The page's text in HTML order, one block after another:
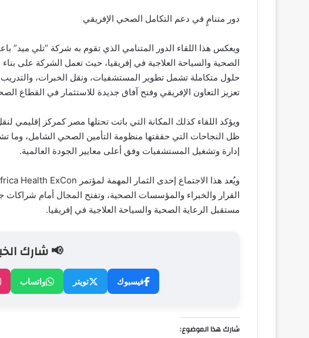
دور متنامٍ في دعم التكامل الصحي الإفريقي
ويعكس هذا اللقاء الدور المتنامي الذي تقوم به شركة “تلي ميد”
الصحية والسياحة العلاجية في إفريقيا، حيث تعمل الشركة على
حلول متكاملة تشمل تطوير المستشفيات، ونقل الخبرات،
تعزيز التعاون الإفريقي وفتح آفاق جديدة للاستثمار في القطاع
ويؤكد اللقاء كذلك المكانة التي باتت تحتلها مصر كمركز إقليمي
ظل النجاحات التي حققتها منظومة التأمين الصحي الشامل، وما
إدارة وتشغيل المستشفيات وفق أعلى معايير الجودة العالمية.
القرار والخبراء والمؤسسات الصحية، وتفتح المجال أمام شراكات
مستقبل الرعاية الصحية والسياحة العلاجية في إفريقيا.
📢 شارك
فيسبوك تويتر واتساب
شارك هذا الموضوع: